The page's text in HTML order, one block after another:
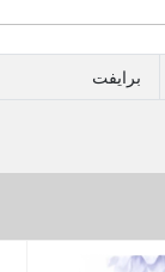
برايفت